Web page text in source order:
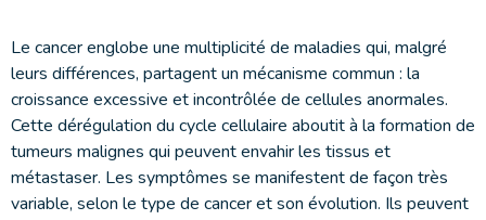
Le cancer englobe une multiplicité de maladies qui, malgré
leurs différences, partagent un mécanisme commun : la
croissance excessive et incontrôlée de cellules anormales.
Cette dérégulation du cycle cellulaire aboutit à la formation de
tumeurs malignes qui peuvent envahir les tissus et
métastaser. Les symptômes se manifestent de façon très
variable, selon le type de cancer et son évolution. Ils peuvent